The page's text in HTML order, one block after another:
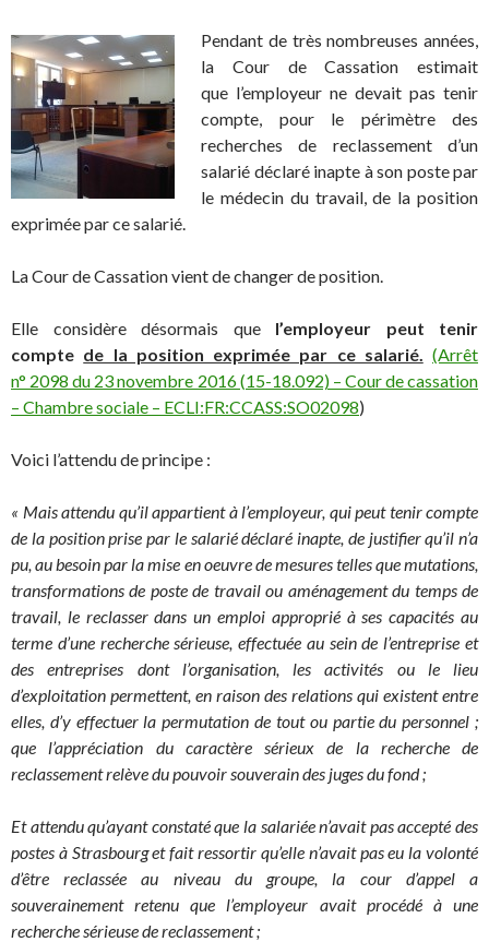
Pendant de très nombreuses années,
la Cour de Cassation estimait
que l’employeur ne devait pas tenir
compte, pour le périmètre des
recherches de reclassement d’un
salarié déclaré inapte à son poste par
le médecin du travail, de la position
exprimée par ce salarié.
La Cour de Cassation vient de changer de position.
Elle considère désormais que l’employeur peut tenir
compte de la position exprimée par ce salarié. (Arrêt
n° 2098 du 23 novembre 2016 (15-18.092) – Cour de cassation
– Chambre sociale – ECLI:FR:CCASS:SO02098)
Voici l’attendu de principe :
« Mais attendu qu’il appartient à l’employeur, qui peut tenir compte
de la position prise par le salarié déclaré inapte, de justifier qu’il n’a
pu, au besoin par la mise en oeuvre de mesures telles que mutations,
transformations de poste de travail ou aménagement du temps de
travail, le reclasser dans un emploi approprié à ses capacités au
terme d’une recherche sérieuse, effectuée au sein de l’entreprise et
des entreprises dont l’organisation, les activités ou le lieu
d’exploitation permettent, en raison des relations qui existent entre
elles, d’y effectuer la permutation de tout ou partie du personnel ;
que l’appréciation du caractère sérieux de la recherche de
reclassement relève du pouvoir souverain des juges du fond ;
Et attendu qu’ayant constaté que la salariée n’avait pas accepté des
postes à Strasbourget fait ressortir qu’elle n’avait pas eu la volonté
d’être reclassée au niveau du groupe, la cour d’appel a
souverainement retenu que l’employeur avait procédé à une
recherche sérieuse de reclassement ;